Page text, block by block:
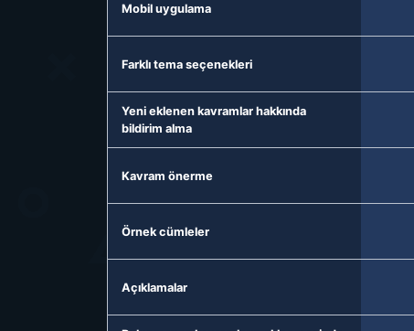
Mobil uygulama
Farklı tema seçenekleri
Yeni eklenen kavramlar hakkında
bildirim alma
Kavram önerme
Örnek cümleler
Açıklamalar